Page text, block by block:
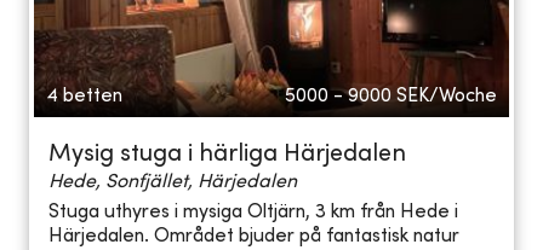
4 betten 5000 - 9000 SEK/Woche
Mysig stuga i härliga Härjedalen
Hede, Sonfjället, Härjedalen
Stuga uthyres i mysiga Oltjärn, 3 km från Hede i
Härjedalen. Området bjuder på fantastisk natur